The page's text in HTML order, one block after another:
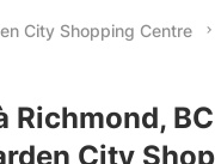
City Shopping Centre
Richmond,
City